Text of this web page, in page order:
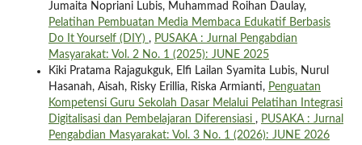
Jumaita Nopriani Lubis, Muhammad Roihan Daulay,
Pelatihan Pembuatan Media Membaca Edukatif Berbasis
Do It Yourself (DIY) , PUSAKA : Jurnal Pengabdian
Masyarakat: Vol. 2 No. 1 (2025): JUNE 2025
Kiki Pratama Rajagukguk, Elfi Lailan Syamita Lubis, Nurul
Hasanah, Aisah, Risky Erillia, Riska Armianti, Penguatan
Kompetensi Guru Sekolah Dasar Melalui Pelatihan Integrasi
Digitalisasi dan Pembelajaran Diferensiasi , PUSAKA : Jurnal
Pengabdian Masyarakat: Vol. 3 No. 1 (2026): JUNE 2026